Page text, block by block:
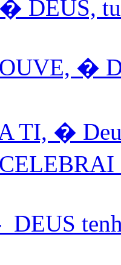
� DEUS, tu
OUVE, �
TI, �
CELEBRAI
DEUS